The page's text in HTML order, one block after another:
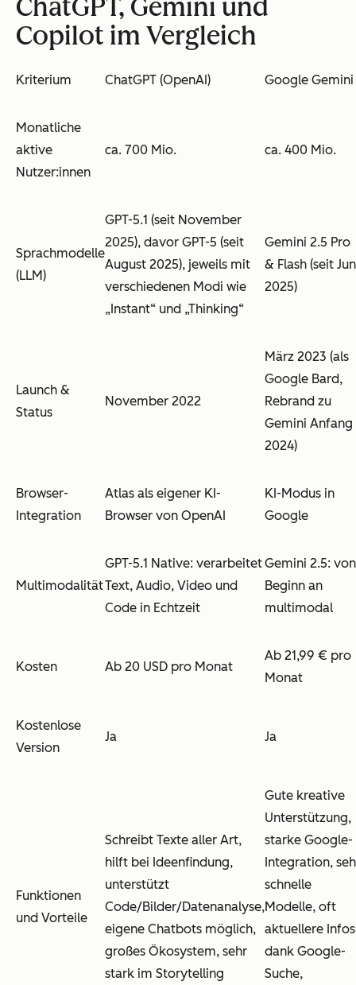
ChatGPT, Gemini und
Copilot im Vergleich
Kriterium ChatGPT (OpenAI) Google Gemini
Monatliche
aktive
Nutzer:innen
ca. 700 Mio. ca. 400 Mio.
Sprachmodelle
(LLM)
GPT-5.1 (seit November
2025), davor GPT-5 (seit
August 2025), jeweils mit
verschiedenen Modi wie
„Instant“ und „Thinking“
Gemini 2.5 Pro
& Flash (seit
2025)
Launch &
Status
November 2022
März 2023 (als
Google Bard,
Rebrand zu
Gemini Anfang
2024)
Browser-
Integration
Atlas als eigener KI-
Browser von OpenAI
KI-Modus in
Google
Multimodalität
GPT-5.1 Native: verarbeitet
Text, Audio, Video und
Code in Echtzeit
Gemini 2.5: von
Beginn an
multimodal
Kosten Ab 20 USD pro Monat
Ab 21,99 € pro
Monat
Kostenlose
Version
Ja Ja
Funktionen
und Vorteile
Schreibt Texte aller Art,
hilft bei Ideenfindung,
unterstützt
Code/Bilder/Datenanalyse,
eigene Chatbots möglich,
großes Ökosystem, sehr
stark im Storytelling
Gute kreative
Unterstützung,
starke Google-
Integration,
schnelle
Modelle, oft
aktuellere Infos
dank Google-
Suche,